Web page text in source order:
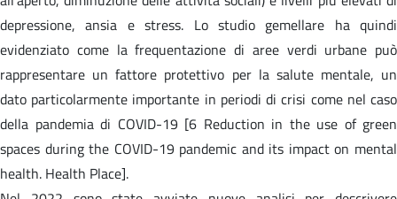
depressione, ansia e stress. Lo studio gemellare ha quindi
evidenziato come la frequentazione di aree verdi urbane può
rappresentare un fattore protettivo per la salute mentale, un
dato particolarmente importante in periodi di crisi come nel caso
della pandemia di COVID-19 [6 Reduction in the use of green
spaces during the COVID-19 pandemic and its impact on mental
health. Health Place].